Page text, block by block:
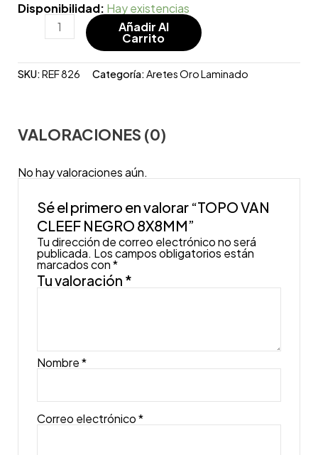
Disponibilidad: Hay existencias
Añadir Al
Carrito
SKU:REF 826 Categoría:Aretes Oro Laminado
VALORACIONES (0)
No hay valoraciones aún.
Sé el primero en valorar “TOPO VAN
CLEEF NEGRO 8X8MM”
Tu dirección de correo electrónico no será
publicada. Los campos obligatorios están
marcados con*
Tu valoración *
Nombre*
Correo electrónico*